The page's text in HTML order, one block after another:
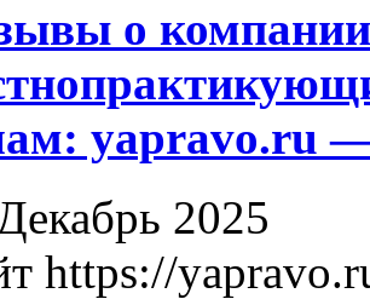
о
yapravo.ru
2025
https://